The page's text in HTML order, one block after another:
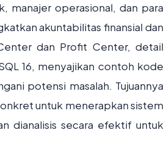
manajer operasional, dan para
akuntabilitas finansial dan
dan Profit Center, detail
16, menyajikan contoh kode
potensi masalah. Tujuannya
untuk menerapkan sistem
dianalisis secara efektif untuk